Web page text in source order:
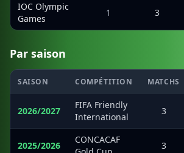
IOC Olympic
Games
1 3
Par saison
SAISON COMPÉTITION MATCHS
2026/2027
FIFA Friendly
International
3
2025/2026
CONCACAF
3